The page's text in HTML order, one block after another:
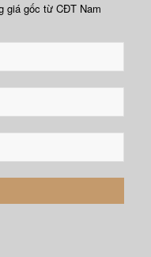
giá gốc từ CĐT Nam